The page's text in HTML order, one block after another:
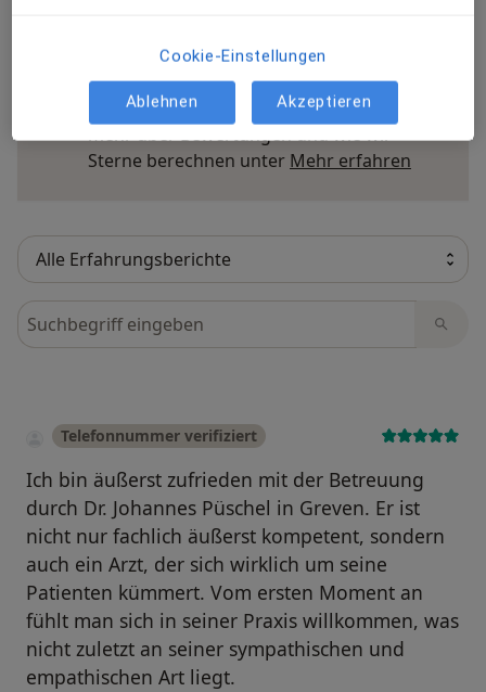
Jede einzelne Bewertungen ist wichtig. Wir
prüfen und moderieren Bewertungen
gemäß unserer Richtlinien. Erfahren Sie
mehr über Bewertungen und wie wir
Sterne berechnen unter Mehr erfahren
Bewertungen durchsuchen
Telefonnummer verifiziert
Ich bin äußerst zufrieden mit der Betreuung
durch Dr. Johannes Püschel in Greven. Er ist
nicht nur fachlich äußerst kompetent, sondern
auch ein Arzt, der sich wirklich um seine
Patienten kümmert. Vom ersten Moment an
fühlt man sich in seiner Praxis willkommen, was
nicht zuletzt an seiner sympathischen und
empathischen Art liegt.
Cookie-Einstellungen
Ablehnen Akzeptieren